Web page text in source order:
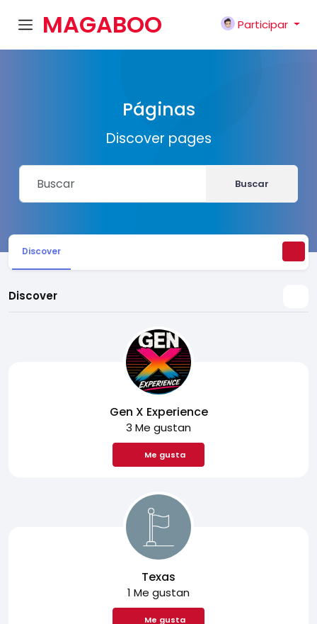
MAGABOO
Participar
Páginas
Discover pages
Buscar
Discover
Discover
Gen X Experience
3 Me gustan
Me gusta
Texas
1 Me gustan
Me gusta